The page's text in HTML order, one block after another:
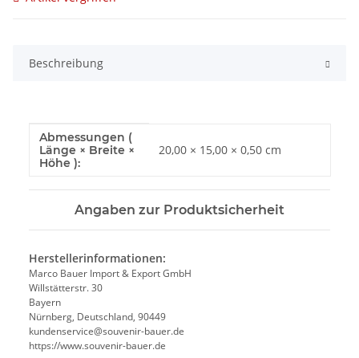
Beschreibung
Produkteigenschaft
Wert
Abmessungen (
Länge × Breite ×
Höhe ):
20,00 × 15,00 × 0,50 cm
Angaben zur Produktsicherheit
Herstellerinformationen:
Marco Bauer Import & Export GmbH
Willstätterstr. 30
Bayern
Nürnberg, Deutschland, 90449
kundenservice@souvenir-bauer.de
https://www.souvenir-bauer.de